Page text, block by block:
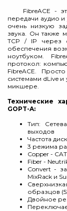
FibreACE -
передачи аудио
очень низкую
звука. Он также
TCP / IP через
обеспечения
ноутбуком.
протокол:
FibreACE.
системами dLive
микшере.
Технические
GOPT-A:
Тип:
выходов
Частота
3 режима
Copper -
Fiber -
Convert -
MixRack и
образцов
Двойное